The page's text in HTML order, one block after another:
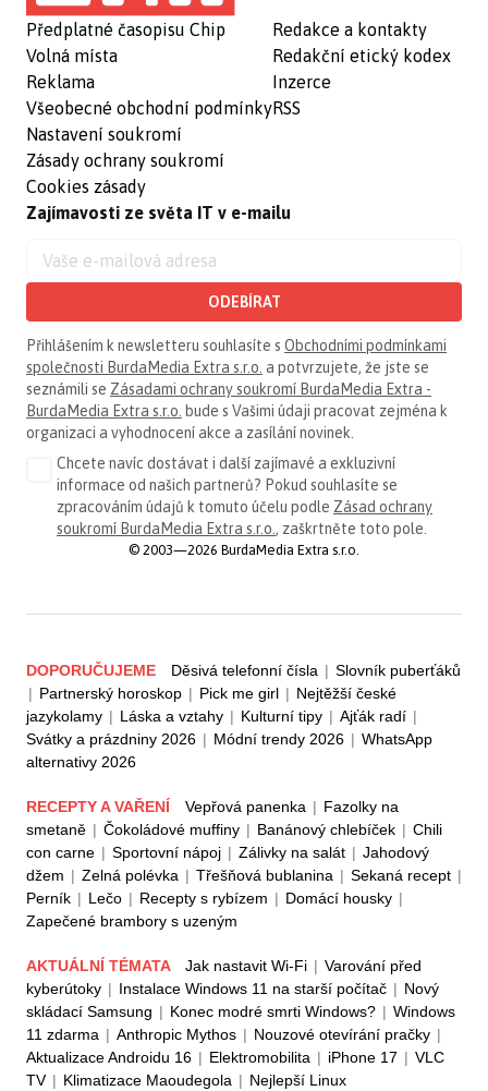
Předplatné časopisu Chip
Volná místa
Reklama
Všeobecné obchodní podmínky
Nastavení soukromí
Zásady ochrany soukromí
Cookies zásady
Redakce a kontakty
Redakční etický kodex
Inzerce
RSS
Zajímavosti ze světa IT v e-mailu
ODEBÍRAT
Přihlášením k newsletteru souhlasíte s Obchodními podmínkami
společnosti BurdaMedia Extra s.r.o. a potvrzujete, že jste se
seznámili se Zásadami ochrany soukromí BurdaMedia Extra -
BurdaMedia Extra s.r.o. bude s Vašimi údaji pracovat zejména k
organizaci a vyhodnocení akce a zasílání novinek.
Chcete navíc dostávat i další zajímavé a exkluzivní
informace od našich partnerů? Pokud souhlasíte se
zpracováním údajů k tomuto účelu podle Zásad ochrany
soukromí BurdaMedia Extra s.r.o. , zaškrtněte toto pole.
© 2003—2026 BurdaMedia Extra s.r.o.
DOPORUČUJEME Děsivá telefonní čísla | Slovník puberťáků
| Partnerský horoskop | Pick me girl | Nejtěžší české
jazykolamy | Láska a vztahy | Kulturní tipy | Ajťák radí |
Svátky a prázdniny 2026 | Módní trendy 2026 | WhatsApp
alternativy 2026
RECEPTY A VAŘENÍ Vepřová panenka | Fazolky na
smetaně | Čokoládové muffiny | Banánový chlebíček | Chili
con carne | Sportovní nápoj | Zálivky na salát | Jahodový
džem | Zelná polévka | Třešňová bublanina | Sekaná recept |
Perník | Lečo | Recepty s rybízem | Domácí housky |
Zapečené brambory s uzeným
AKTUÁLNÍ TÉMATA Jak nastavit Wi-Fi | Varování před
kyberútoky | Instalace Windows 11 na starší počítač | Nový
skládací Samsung | Konec modré smrti Windows? | Windows
11 zdarma | Anthropic Mythos | Nouzové otevírání pračky |
Aktualizace Androidu 16 | Elektromobilita | iPhone 17 | VLC
TV | Klimatizace Maoudegola | Nejlepší Linux